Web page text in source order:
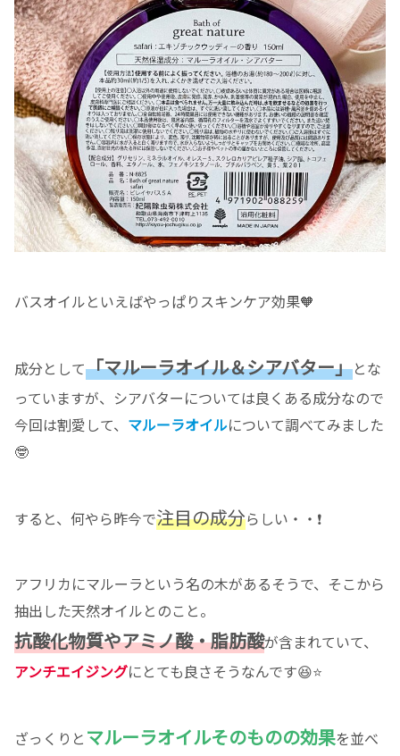
バスオイルといえばやっぱりスキンケア効果🧡
成分として「マルーラオイル＆シアバター」とな
っていますが、シアバターについては良くある成分なので
今回は割愛して、 マルーラオイルについて調べてみました
🤓
すると、何やら昨今で注目の成分らしい・・❗️
アフリカにマルーラという名の木があるそうで、そこから
抽出した天然オイルとのこと。
抗酸化物質やアミノ酸・脂肪酸が含まれていて、
アンチエイジングにとても良さそうなんです😆⭐️
ざっくりと マルーラオイルそのものの効果を並べ